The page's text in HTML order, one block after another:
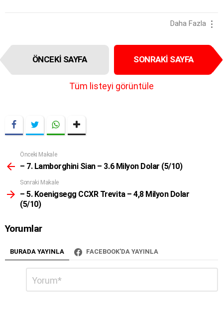
Daha Fazla
I
e
g
i
ÖNCEKI SAYFA SONRAKI SAYFA
Tüm listeyi görüntüle
Daha
Fazla
Önceki Makale
– 7. Lamborghini Sian – 3.6 Milyon Dolar (5/10)
Sonraki Makale
– 5. Koenigsegg CCXR Trevita – 4,8 Milyon Dolar
(5/10)
Yorumlar
BURADA YAYINLA FACEBOOK'DA YAYINLA